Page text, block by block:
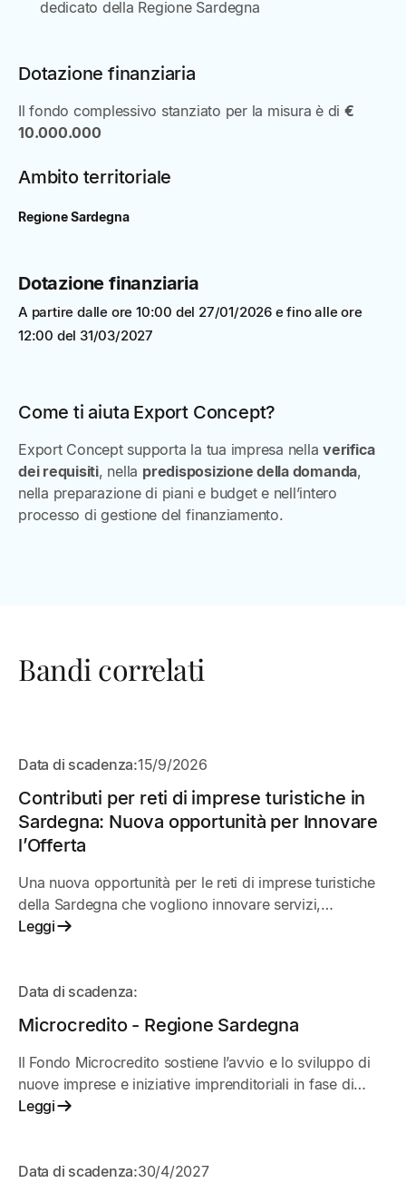
dedicato della Regione Sardegna
Dotazione finanziaria
Il fondo complessivo stanziato per la misura è di €
10.000.000
Ambito territoriale
Regione Sardegna
Dotazione finanziaria
A partire dalle ore 10:00 del 27/01/2026 e fino alle ore
12:00 del 31/03/2027
Come ti aiuta Export Concept?
Export Concept supporta la tua impresa nellaverifica
dei requisiti, nella predisposizione della domanda,
nella preparazione di piani e budget e nell’intero
processo di gestione del finanziamento.
Bandi correlati
Data di scadenza:15/9/2026
Contributi per reti di imprese turistiche in
Sardegna: Nuova opportunità per Innovare
l’Offerta
Una nuova opportunità per le reti di imprese turistiche
della Sardegna che vogliono innovare servizi,
organizzazione e presenza sul mercato. L’iniziativa
turistica.
Leggi
ARRIVO
Data di scadenza:
Microcredito - Regione Sardegna
Il Fondo Microcredito sostiene l’avvio e lo sviluppo di
nuove imprese e iniziative imprenditoriali in fase di
start-up.
Leggi
Data di scadenza:30/4/2027